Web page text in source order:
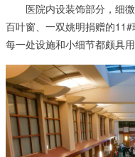
医院内设装饰部分，细微
百叶窗、一双姚明捐赠的
每一处设施和小细节都颇具用